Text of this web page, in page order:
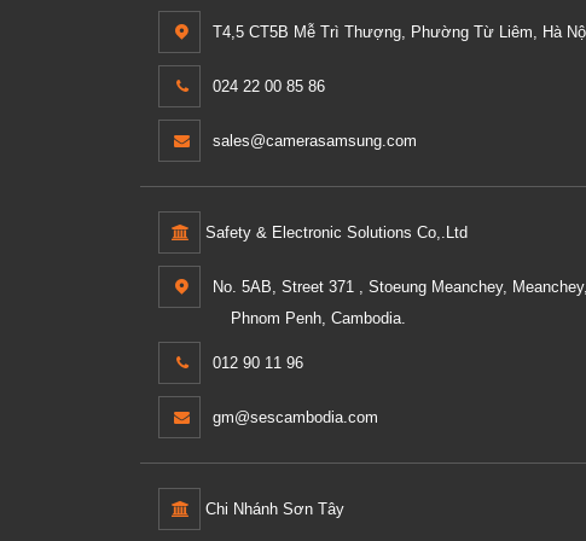
T4,5 CT5B Mễ Trì Thượng, Phường Từ Liêm, Hà
024 22 00 85 86
sales@camerasamsung.com
Safety & Electronic Solutions Co,.Ltd
No. 5AB, Street 371 , Stoeung Meanchey, Meanchey,
Phnom Penh, Cambodia.
012 90 11 96
gm@sescambodia.com
Chi Nhánh Sơn Tây